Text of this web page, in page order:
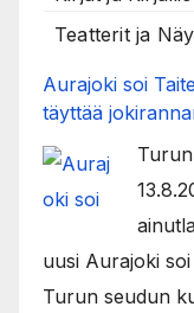
Teatterit ja
Aurajoki soi
täyttää
uusi Aurajoki
Turun seudun